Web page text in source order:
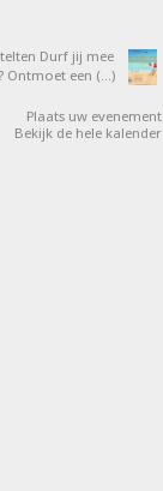
Durf jij mee
Ontmoet een (…)
Plaats uw evenement
Bekijk de hele kalender